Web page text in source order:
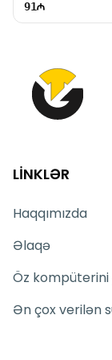
91
LİNKLƏR
Haqqımızda
Əlaqə
Öz kompüterini
Ən çox verilən